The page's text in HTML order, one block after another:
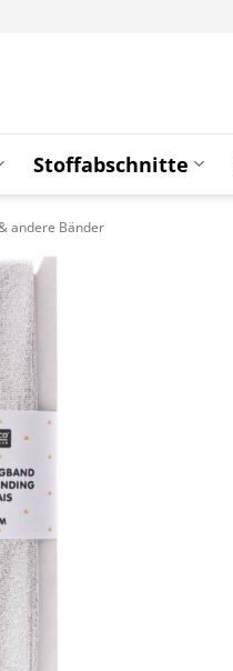
Stoffabschnitte
andere Bänder